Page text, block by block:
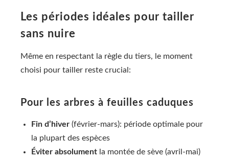
Les périodes idéales pour tailler
sans nuire
Même en respectant la règle du tiers, le moment
choisi pour tailler reste crucial:
Pour les arbres à feuilles caduques
Fin d’hiver (février-mars): période optimale pour
la plupart des espèces
Éviter absolument la montée de sève (avril-mai)